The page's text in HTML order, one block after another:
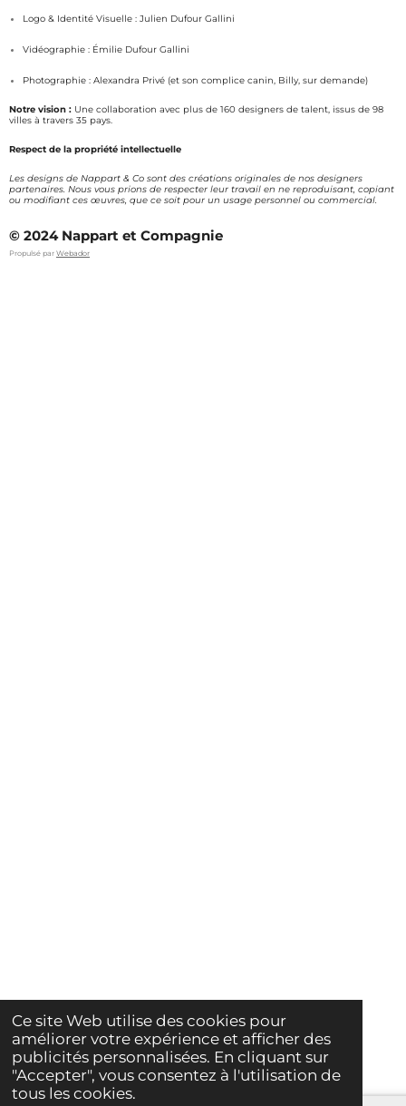
Ce site Web utilise des cookies pour
améliorer votre expérience et afficher des
publicités personnalisées. En cliquant sur
"Accepter", vous consentez à l'utilisation de
tous les cookies.
m
Logo & Identité Visuelle : Julien Dufour Gallini
Vidéographie : Émilie Dufour Gallini
Photographie : Alexandra Privé (et son complice canin, Billy, sur demande)
Notre vision : Une collaboration avec plus de 160 designers de talent, issus de 98
villes à travers 35 pays.
Respect de la propriété intellectuelle
Les designs de Nappart & Co sont des créations originales de nos designers
partenaires. Nous vous prions de respecter leur travail en ne reproduisant, copiant
ou modifiant ces œuvres, que ce soit pour un usage personnel ou commercial.
© 2024 Nappart et Compagnie
Propulsé par Webador